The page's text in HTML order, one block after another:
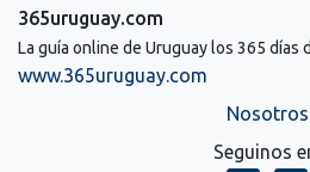
365uruguay.com
La guía online de Uruguay los 365 días
www.365uruguay.com
Nosotros
Seguinos